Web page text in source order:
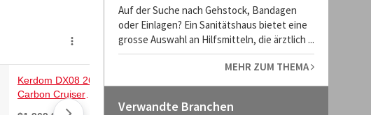
Auf der Suche nach Gehstock, Bandagen
oder Einlagen? Ein Sanitätshaus bietet eine
grosse Auswahl an Hilfsmitteln, die ärztlich ...
MEHR ZUM THEMA
Verwandte Branchen